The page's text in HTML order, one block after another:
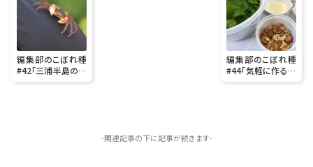
編集部のこぼれ種
#42「三浦半島の小
網代の森（こあじろ
編集部のこぼれ種
#44「気軽に作る簡
単バジルソース
-関連記事の下に記事が続きます-